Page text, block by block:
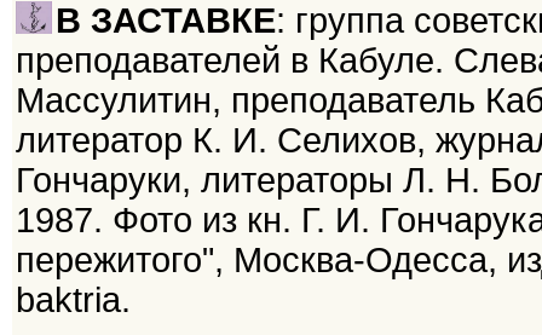
В ЗАСТАВКЕ: группа
преподавателей в Кабуле.
Массулитин, преподаватель
литератор К. И. Селихов,
Гончаруки, литераторы Л. Н.
1987. Фото из кн. Г. И.
пережитого", Москва-Одесса,
baktria.